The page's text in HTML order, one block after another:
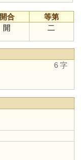
開合
等第
開 二
6 字